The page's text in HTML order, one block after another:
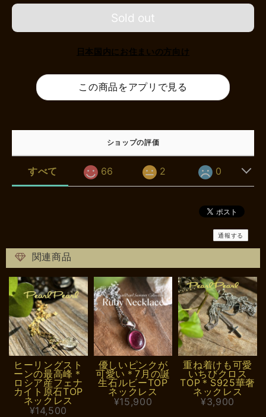
Sold out
日本国内にお住まいの方向け
この商品をアプリで見る
ショップの評価
すべて 66 2 0
通報する
関連商品
ヒーリングスト
ーンの最高峰＊
ロシア産フェナ
カイト原石TOP
ネックレス
¥14,500
優しいピンクが
可愛い＊7月の誕
生石ルビーTOP
ネックレス
¥15,900
重ね着けも可愛
いちびクロス
TOP＊S925華奢
ネックレス
¥3,900